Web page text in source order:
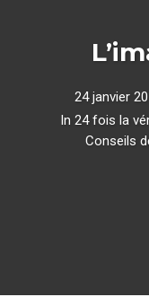
24 janvier
In 24 fois la
Conseils